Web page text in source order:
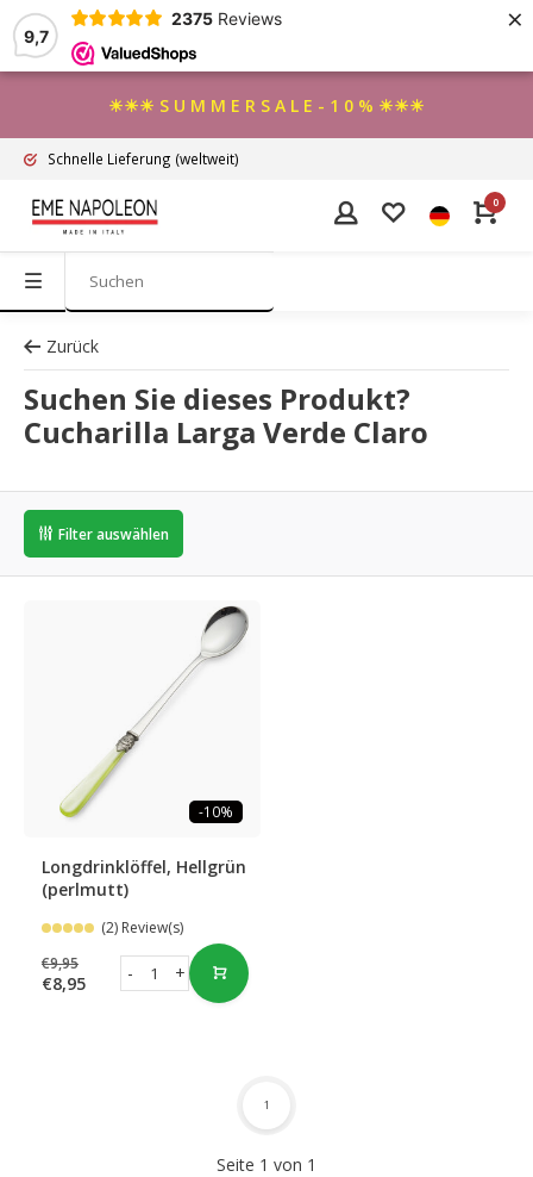
9,7
2375 Reviews ×
☀☀☀ S U M M E R S A L E - 1 0 % ☀☀☀
Schnelle Lieferung (weltweit)
0
Zurück
Suchen Sie dieses Produkt?
Cucharilla Larga Verde Claro
Filter auswählen
-10%
Longdrinklöffel, Hellgrün
(perlmutt)
(2) Review(s)
€9,95
€8,95 +
-
Seite 1 von 1
1